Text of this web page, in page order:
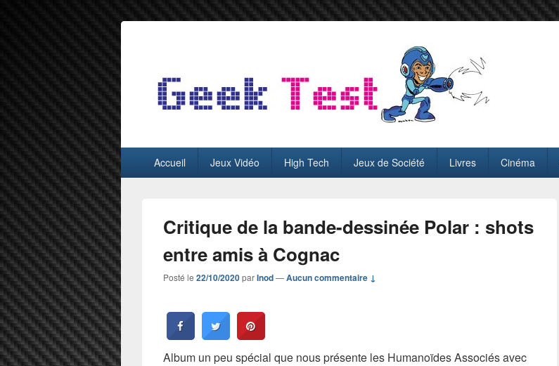
GeekTest
principalAccueil Jeux Vidéo High Tech Jeux de Société Livres Cinéma
Critique de la bande-dessinée Polar : shots
entre amis à Cognac
Posté le 22/10/2020parInod—Aucun commentaire ↓
Album un peu spécial que nous présente les Humanoïdes Associés avec